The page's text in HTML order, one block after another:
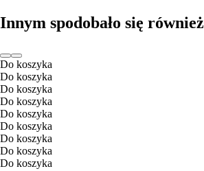
Innym spodobało się również
Do koszyka
Do koszyka
Do koszyka
Do koszyka
Do koszyka
Do koszyka
Do koszyka
Do koszyka
Do koszyka